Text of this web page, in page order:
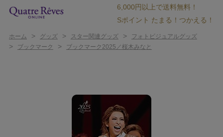
6,000円以上で送料無料！
Sポイント たまる！つかえる！
ホーム > グッズ > スター関連グッズ > フォトビジュアルグッズ
> ブックマーク > ブックマーク2025／桜木みなと